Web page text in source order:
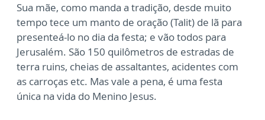
Sua mãe, como manda a tradição, desde muito
tempo tece um manto de oração (Talit) de lã para
presenteá-lo no dia da festa; e vão todos para
Jerusalém. São 150 quilômetros de estradas de
terra ruins, cheias de assaltantes, acidentes com
as carroças etc. Mas vale a pena, é uma festa
única na vida do Menino Jesus.